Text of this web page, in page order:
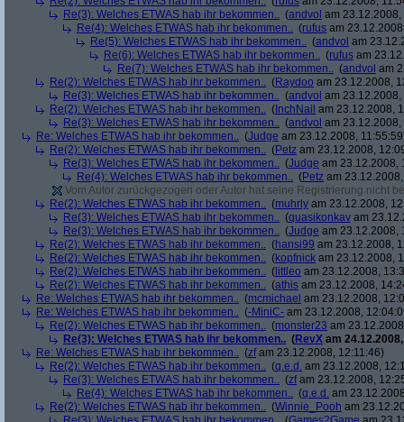
Re(3): Welches ETWAS hab ihr bekommen.. (andvol am
Re(4): Welches ETWAS hab ihr bekommen.. (rufus am
Re(5): Welches ETWAS hab ihr bekommen.. (andvol am
Re(6): Welches ETWAS hab ihr bekommen.. (rufus am
Re(7): Welches ETWAS hab ihr bekommen.. (andvol am
Re(2): Welches ETWAS hab ihr bekommen.. (Raydoo am 23.12.2008,
Re(3): Welches ETWAS hab ihr bekommen.. (andvol am
Re(2): Welches ETWAS hab ihr bekommen.. ( InchNail am 23.12.2008,
Re(3): Welches ETWAS hab ihr bekommen.. (andvol am
Re: Welches ETWAS hab ihr bekommen.. (Judge am 23.12.2008,
Re(2): Welches ETWAS hab ihr bekommen.. (Petz am 23.12.2008,
Re(3): Welches ETWAS hab ihr bekommen.. (Judge am 23.12.2008,
Re(4): Welches ETWAS hab ihr bekommen.. (Petz am
Vom Autor zurückgezogen oder Autor hat seine Registrierung nicht
Re(2): Welches ETWAS hab ihr bekommen.. (muhrly am 23.12.2008,
Re(3): Welches ETWAS hab ihr bekommen.. (quasikonkav am
Re(3): Welches ETWAS hab ihr bekommen.. (Judge am 23.12.2008,
Re(2): Welches ETWAS hab ihr bekommen.. (hansi99 am 23.12.2008,
Re(2): Welches ETWAS hab ihr bekommen.. (kopfnick am 23.12.2008,
Re(2): Welches ETWAS hab ihr bekommen.. ( littleo am 23.12.2008,
Re(2): Welches ETWAS hab ihr bekommen.. (athis am 23.12.2008,
Re: Welches ETWAS hab ihr bekommen.. (mcmichael am 23.12.2008,
Re: Welches ETWAS hab ihr bekommen.. (-MiniC- am 23.12.2008,
Re(2): Welches ETWAS hab ihr bekommen.. (monster23 am
Re(3): Welches ETWAS hab ihr bekommen.. (RevX am
Re: Welches ETWAS hab ihr bekommen.. (zfam 23.12.2008, 12:11:46)
Re(2): Welches ETWAS hab ihr bekommen.. (q.e.d. am 23.12.2008,
Re(3): Welches ETWAS hab ihr bekommen.. (zfam 23.12.2008,
Re(4): Welches ETWAS hab ihr bekommen.. (q.e.d. am
Re(2): Welches ETWAS hab ihr bekommen.. (Winnie_Pooh am